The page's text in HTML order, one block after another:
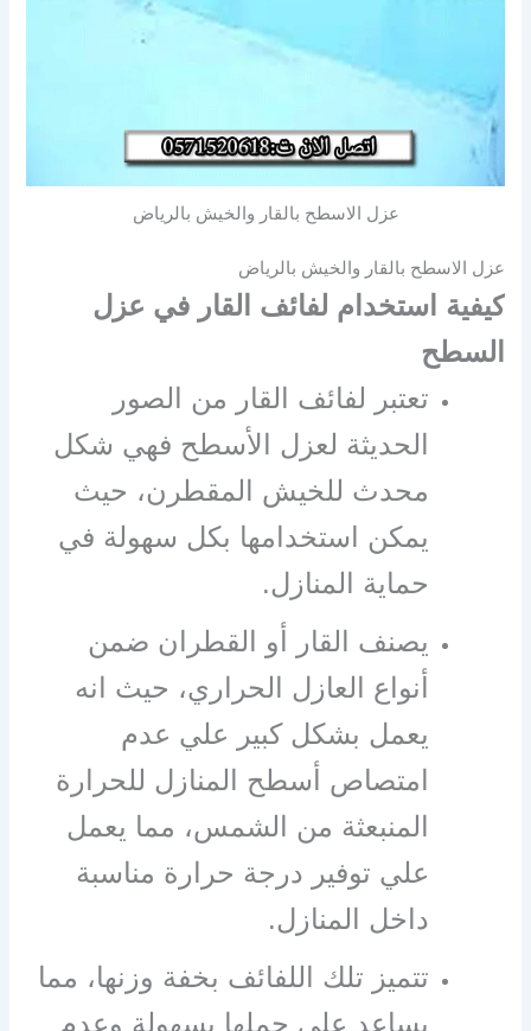
عزل الاسطح بالقار والخيش بالرياض
عزل الاسطح بالقار والخيش بالرياض
كيفية استخدام لفائف القار في عزل
السطح
تعتبر لفائف القار من الصور
الحديثة لعزل الأسطح فهي شكل
محدث للخيش المقطرن، حيث
يمكن استخدامها بكل سهولة في
حماية المنازل.
يصنف القار أو القطران ضمن
أنواع العازل الحراري، حيث انه
يعمل بشكل كبير علي عدم
امتصاص أسطح المنازل للحرارة
المنبعثة من الشمس، مما يعمل
علي توفير درجة حرارة مناسبة
داخل المنازل.
تتميز تلك اللفائف بخفة وزنها، مما
يساعد علي حملها بسهولة وعدم